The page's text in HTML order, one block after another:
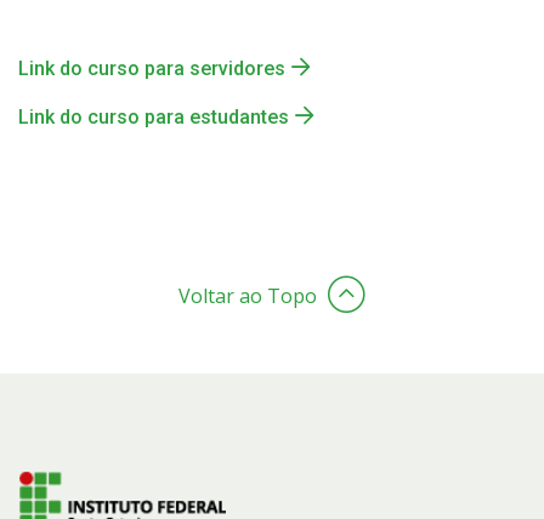
Link do curso para servidores
Link do curso para estudantes
Voltar ao Topo